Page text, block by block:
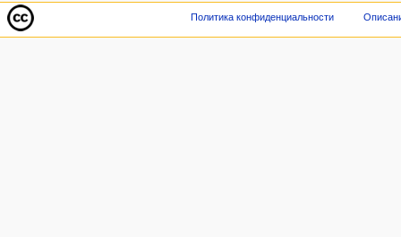
Политика конфиденциальности